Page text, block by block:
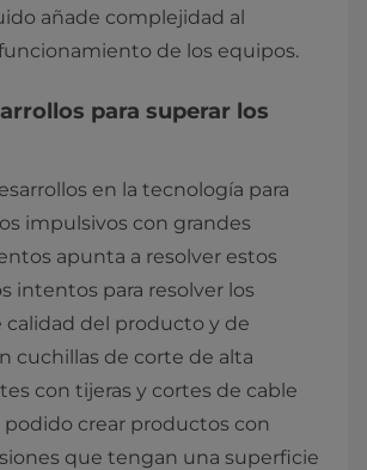
añade complejidad al
de los equipos.
para superar los
en la tecnología para
impulsivos con grandes
apunta a resolver estos
intentos para resolver los
calidad del producto y de
cuchillas de corte de alta
con tijeras y cortes de cable
podido crear productos con
que tengan una superficie